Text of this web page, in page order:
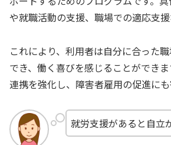
や就職活動の支援、職場での適応支援
これにより、利用者は自分に合った
でき、働く喜びを感じることができ
連携を強化し、障害者雇用の促進にも
就労支援があると自立